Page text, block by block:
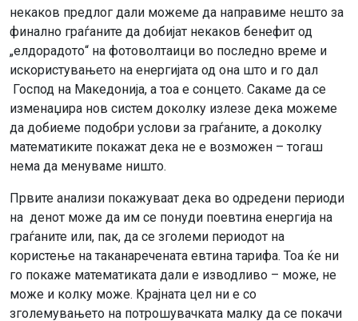
некаков предлог дали можеме да направиме нешто за
финално граѓаните да добијат некаков бенефит од
„елдорадото“ на фотоволтаици во последно време и
искористувањето на енергијата од она што и го дал
Господ на Македонија, а тоа е сонцето. Сакаме да се
изменаџира нов систем доколку излезе дека можеме
да добиеме подобри услови за граѓаните, а доколку
математиките покажат дека не е возможен – тогаш
нема да менуваме ништо.
Првите анализи покажуваат дека во одредени периоди
на денот може да им се понуди поевтина енергија на
граѓаните или, пак, да се зголеми периодот на
користење на таканаречената евтина тарифа. Тоа ќе ни
го покаже математиката дали е изводливо – може, не
може и колку може. Крајната цел ни е со
зголемувањето на потрошувачката малку да се покачи